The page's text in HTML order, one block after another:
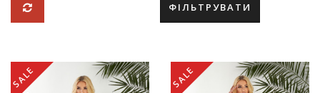
ФІЛЬТРУВАТИ
SALE SALE